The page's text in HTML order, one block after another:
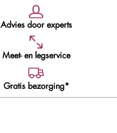
Advies door experts
Meet- en legservice
Gratis bezorging*